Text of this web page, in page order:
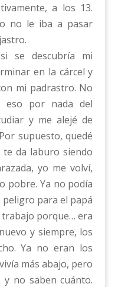
a los 13.
no le iba a pasar
se descubría mi
en la cárcel y
mi padrastro. No
eso por nada del
y me alejé de
supuesto, quedé
te da laburo siendo
yo me volví,
pobre. Ya no podía
para el papá
trabajo porque… era
y siempre, los
Ya no eran los
más abajo, pero
y no saben cuánto.